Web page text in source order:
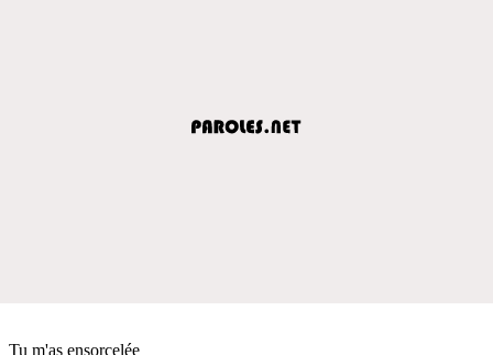
Tu m'as ensorcelée